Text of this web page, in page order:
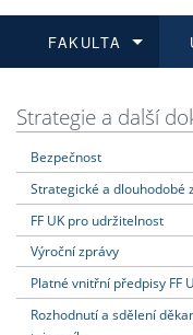
FAKULTA
Dozvědět se více
Podat přihlášku
Dozvědět se více
Dozvědět se více
Dozvědět se více
Strategie a další
Bezpečnost
Strategické a dlouhodobé
FF UK pro udržitelnost
Výroční zprávy
Platné vnitřní předpisy FF
Rozhodnutí a sdělení